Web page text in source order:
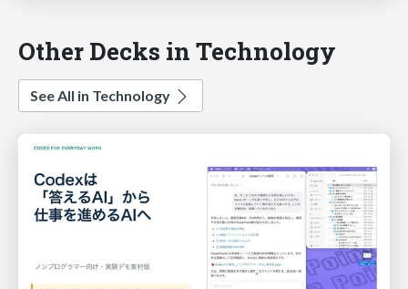
Other Decks in Technology
See All in Technology